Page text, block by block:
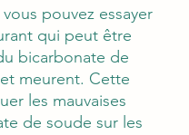
pouvez essayer
qui peut être
bicarbonate de
meurent. Cette
les mauvaises
de soude sur les